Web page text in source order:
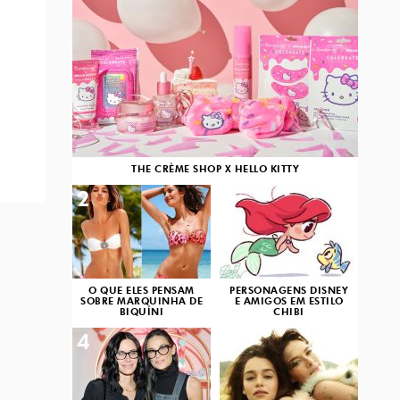
THE CRÈME SHOP X HELLO KITTY
O QUE ELES PENSAM
SOBRE MARQUINHA DE
BIQUÍNI
2
PERSONAGENS DISNEY
E AMIGOS EM ESTILO
CHIBI
3
4